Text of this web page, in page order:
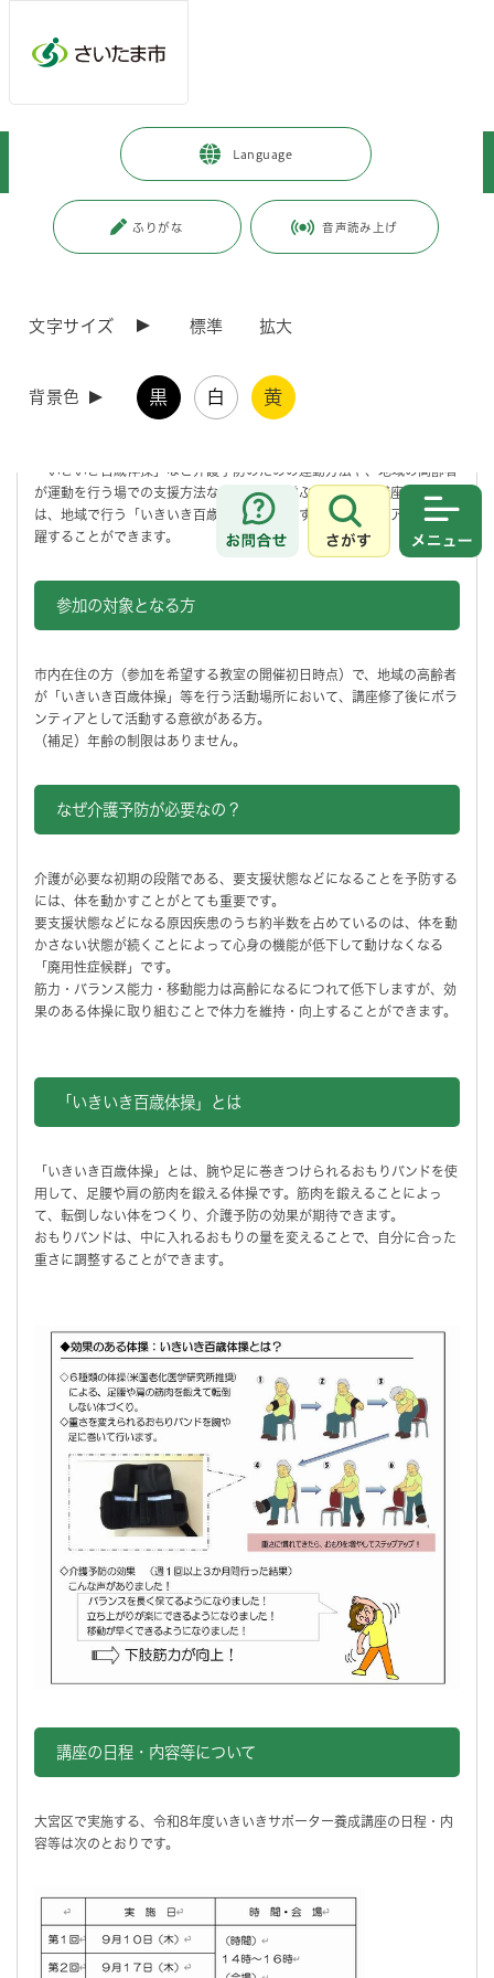
Language
ふりがな 音声読み上げ
文字サイズ 標準 拡大
背景色 黒 白 黄
お問合せ
さがす
大宮区 区政情報 > 区政について
【大宮区】令和8年度いきいきサポーター養成講座のご案内
更新日付：2026年5月26日 / ページ番号：C114823
「いきいきサポーター養成講座」とは
「いきいき百歳体操」など介護予防のための運動方法や、地域の高齢者
が運動を行う場での支援方法などについて学ぶ講座です。講座終了後
は、地域で行う「いきいき百歳体操」を支援するボランティアとして活
躍することができます。
参加の対象となる方
市内在住の方（参加を希望する教室の開催初日時点）で、地域の高齢者
が「いきいき百歳体操」等を行う活動場所において、講座修了後にボラ
ンティアとして活動する意欲がある方。
（補足）年齢の制限はありません。
なぜ介護予防が必要なの？
介護が必要な初期の段階である、要支援状態などになることを予防する
には、体を動かすことがとても重要です。
要支援状態などになる原因疾患のうち約半数を占めているのは、体を動
かさない状態が続くことによって心身の機能が低下して動けなくなる
「廃用性症候群」です。
筋力・バランス能力・移動能力は高齢になるにつれて低下しますが、効
果のある体操に取り組むことで体力を維持・向上することができます。
「いきいき百歳体操」とは
「いきいき百歳体操」とは、腕や足に巻きつけられるおもりバンドを使
用して、足腰や肩の筋肉を鍛える体操です。筋肉を鍛えることによっ
て、転倒しない体をつくり、介護予防の効果が期待できます。
おもりバンドは、中に入れるおもりの量を変えることで、自分に合った
重さに調整することができます。
講座の日程・内容等について
大宮区で実施する、令和8年度いきいきサポーター養成講座の日程・内
容等は次のとおりです。